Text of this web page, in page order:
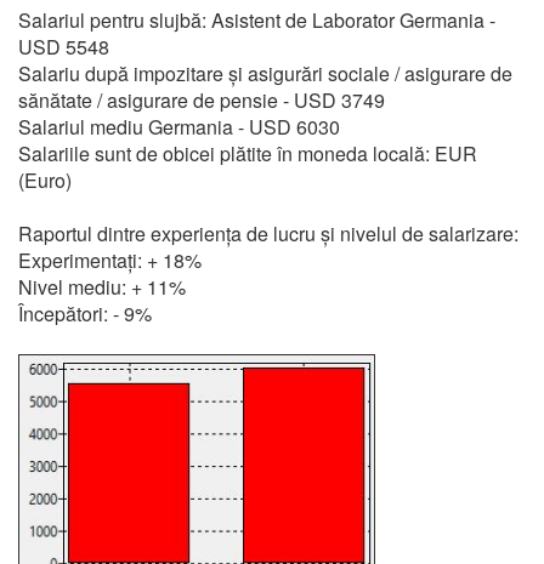
Salariul pentru slujbă: Asistent de Laborator Germania -
USD 5548
Salariu după impozitare și asigurări sociale / asigurare de
sănătate / asigurare de pensie - USD 3749
Salariul mediu Germania - USD 6030
Salariile sunt de obicei plătite în moneda locală: EUR
(Euro)
Raportul dintre experiența de lucru și nivelul de salarizare:
Experimentați: + 18%
Nivel mediu: + 11%
Începători: - 9%